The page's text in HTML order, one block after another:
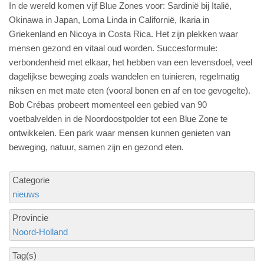
In de wereld komen vijf Blue Zones voor: Sardinië bij Italië,
Okinawa in Japan, Loma Linda in Californië, Ikaria in
Griekenland en Nicoya in Costa Rica. Het zijn plekken waar
mensen gezond en vitaal oud worden. Succesformule:
verbondenheid met elkaar, het hebben van een levensdoel, veel
dagelijkse beweging zoals wandelen en tuinieren, regelmatig
niksen en met mate eten (vooral bonen en af en toe gevogelte).
Bob Crébas probeert momenteel een gebied van 90
voetbalvelden in de Noordoostpolder tot een Blue Zone te
ontwikkelen. Een park waar mensen kunnen genieten van
beweging, natuur, samen zijn en gezond eten.
Categorie
nieuws
Provincie
Noord-Holland
Tag(s)